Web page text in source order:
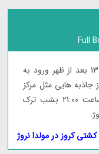
صرف صبحانه و ناهار در کشتی، ساعت 13:00 بعد از ظهر ورود به
جاذبه هایی مثل مرکز
خرید AMFI Roseby را خواهید داشت. ساعت 21:00 بشب ترک
کروز در مولدا نروژ